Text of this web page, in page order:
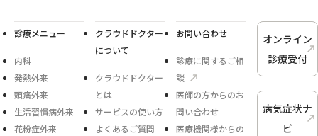
診療メニュー
内科
発熱外来
頭痛外来
生活習慣病外来
花粉症外来
クラウドドクター
について
クラウドドクター
とは
サービスの使い方
よくあるご質問
お問い合わせ
診療に関するご相
談
医師の方からのお
問い合わせ
医療機関様からの
オンライン
診療受付
病気症状ナ
ビ